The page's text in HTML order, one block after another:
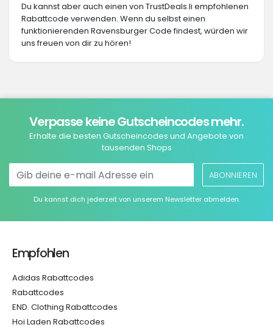
Du kannst aber auch einen von TrustDeals.li empfohlenen
Rabattcode verwenden. Wenn du selbst einen
funktionierenden Ravensburger Code findest, würden wir
uns freuen von dir zu hören!
Verpasse keine Gutscheincodes mehr.
Erhalte die besten Gutscheincodes und Angebote von
tausenden Shops
ABONNIEREN
Du kannst dich jederzeit von unserem Newsletter abmelden.
Empfohlen
Adidas Rabattcodes
Rabattcodes
END. Clothing Rabattcodes
Hoi Laden Rabattcodes